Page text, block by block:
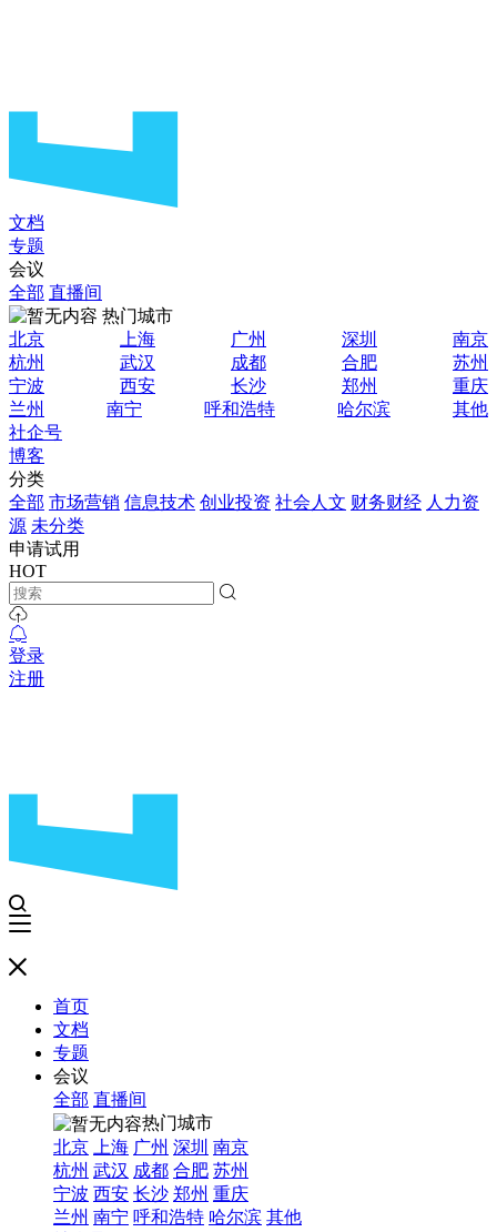
文档
专题
会议
全部 直播间
热门城市
北京
上海 广州 深圳
南京
杭州
武汉 成都 合肥
苏州
宁波
西安 长沙 郑州
重庆
兰州
南宁 呼和浩特 哈尔滨
其他
社企号
博客
分类
全部 市场营销 信息技术 创业投资 社会人文 财务财经 人力资
源 未分类
申请试用
HOT
登录
注册
首页
文档
专题
会议
全部 直播间
热门城市
北京
上海 广州 深圳 南京
杭州 武汉 成都 合肥 苏州
宁波 西安 长沙 郑州 重庆
兰州 南宁 呼和浩特 哈尔滨 其他